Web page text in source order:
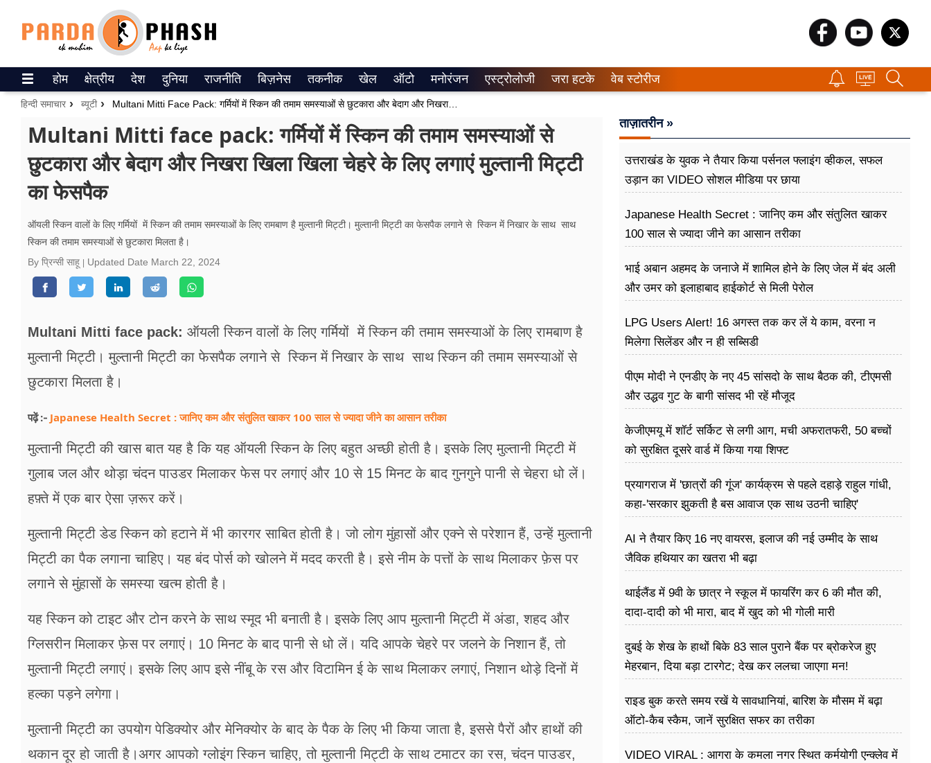
ePaper
वेब स्टोरीज
उत्तर प्रदेश
गैलरी
वीडियो
जीवन मंत्रा
ब्‍यूटी
जॉब्स
शिक्षा
अन्य खबरें
होम क्षेत्रीय देश दुनिया राजनीति बिज़नेस तकनीक खेल ऑटो मनोरंजन एस्ट्रोलोजी जरा हटके वेब स्टोरीज
हिन्दी समाचार ब्‍यूटी Multani Mitti Face Pack: गर्मियों में स्किन की तमाम समस्याओं से छुटकारा और बेदाग और निखरा खिला खिला चेहरे के लिए लगाएं मुल्तानी मिट्टी का फेसपैक
Multani Mitti face pack: गर्मियों में स्किन की तमाम समस्याओं से
छुटकारा और बेदाग और निखरा खिला खिला चेहरे के लिए लगाएं मुल्तानी मिट्टी
का फेसपैक
ऑयली स्किन वालों के लिए गर्मियों में स्किन की तमाम समस्याओं के लिए रामबाण है मुल्तानी मिट्टी। मुल्तानी मिट्टी का फेसपैक लगाने से स्किन में निखार के साथ साथ
स्किन की तमाम समस्याओं से छुटकारा मिलता है।
By प्रिन्सी साहू
Updated Date March 22, 2024
Multani Mitti face pack: ऑयली स्किन वालों के लिए गर्मियों में स्किन की तमाम समस्याओं के लिए रामबाण है
मुल्तानी मिट्टी। मुल्तानी मिट्टी का फेसपैक लगाने से स्किन में निखार के साथ साथ स्किन की तमाम समस्याओं से
छुटकारा मिलता है।
पढ़ें :- Japanese Health Secret : जानिए कम और संतुलित खाकर 100 साल से ज्यादा जीने का आसान तरीका
मुल्तानी मिट्टी की खास बात यह है कि यह ऑयली स्किन के लिए बहुत अच्छी होती है। इसके लिए मुल्तानी मिट्टी में
गुलाब जल और थोड़ा चंदन पाउडर मिलाकर फेस पर लगाएं और 10 से 15 मिनट के बाद गुनगुने पानी से चेहरा धो लें।
हफ़्ते में एक बार ऐसा ज़रूर करें।
मुल्तानी मिट्टी डेड स्किन को हटाने में भी कारगर साबित होती है। जो लोग मुंहासों और एक्ने से परेशान हैं, उन्हें मुल्तानी
मिट्टी का पैक लगाना चाहिए। यह बंद पोर्स को खोलने में मदद करती है। इसे नीम के पत्तों के साथ मिलाकर फ़ेस पर
लगाने से मुंहासों के समस्या खत्म होती है।
यह स्किन को टाइट और टोन करने के साथ स्मूद भी बनाती है। इसके लिए आप मुल्तानी मिट्टी में अंडा, शहद और
ग्लिसरीन मिलाकर फ़ेस पर लगाएं। 10 मिनट के बाद पानी से धो लें। यदि आपके चेहरे पर जलने के निशान हैं, तो
मुल्तानी मिट्टी लगाएं। इसके लिए आप इसे नींबू के रस और विटामिन ई के साथ मिलाकर लगाएं, निशान थोड़े दिनों में
हल्का पड़ने लगेगा।
मुल्तानी मिट्टी का उपयोग पेडिक्योर और मेनिक्योर के बाद के पैक के लिए भी किया जाता है, इससे पैरों और हाथों की
थकान दूर हो जाती है।अगर आपको ग्लोइंग स्किन चाहिए, तो मुल्तानी मिट्टी के साथ टमाटर का रस, चंदन पाउडर,
ताज़ातरीन »
उत्तराखंड के युवक ने तैयार किया पर्सनल फ्लाइंग व्हीकल, सफल
उड़ान का VIDEO सोशल मीडिया पर छाया
Japanese Health Secret : जानिए कम और संतुलित खाकर
100 साल से ज्यादा जीने का आसान तरीका
भाई अबान अहमद के जनाजे में शामिल होने के लिए जेल में बंद अली
और उमर को इलाहाबाद हाईकोर्ट से मिली पेरोल
LPG Users Alert! 16 अगस्त तक कर लें ये काम, वरना न
मिलेगा सिलेंडर और न ही सब्सिडी
पीएम मोदी ने एनडीए के नए 45 सांसदो के साथ बैठक की, टीएमसी
और उद्धव गुट के बागी सांसद भी रहें मौजूद
केजीएमयू में शॉर्ट सर्किट से लगी आग, मची अफरातफरी, 50 बच्चों
को सुरक्षित दूसरे वार्ड में किया गया शिफ्ट
प्रयागराज में 'छात्रों की गूंज' कार्यक्रम से पहले दहाड़े राहुल गांधी,
कहा-'सरकार झुकती है बस आवाज एक साथ उठनी चाहिए'
AI ने तैयार किए 16 नए वायरस, इलाज की नई उम्मीद के साथ
जैविक हथियार का खतरा भी बढ़ा
थाईलैंड में 9वी के छात्र ने स्कूल में फायरिंग कर 6 की मौत की,
दादा-दादी को भी मारा, बाद में खुद को भी गोली मारी
दुबई के शेख के हाथों बिके 83 साल पुराने बैंक पर ब्रोकरेज हुए
मेहरबान, दिया बड़ा टारगेट; देख कर ललचा जाएगा मन!
राइड बुक करते समय रखें ये सावधानियां, बारिश के मौसम में बढ़ा
ऑटो-कैब स्कैम, जानें सुरक्षित सफर का तरीका
VIDEO VIRAL : आगरा के कमला नगर स्थित कर्मयोगी एन्क्लेव में